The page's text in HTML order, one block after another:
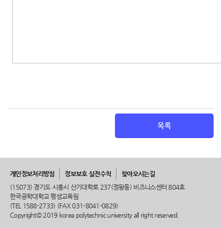
목록
개인정보처리방침 정보보호 실전수칙
찾아오시는길
(15073) 경기도 시흥시 산기대학로 237(정왕동) 비즈니스센터 804호
한국공학대학교 평생교육원
(TEL 1588-2733) (FAX 031-8041-0829)
Copyright© 2019 korea polytechnic university all right reserved.